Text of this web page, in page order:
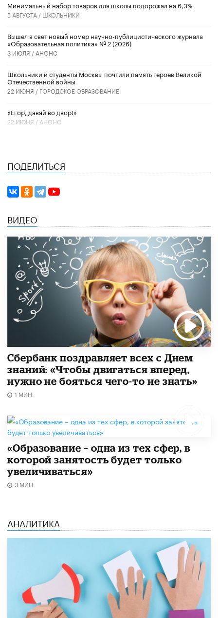
Минимальный набор товаров для школы подорожал на 6,3%
5 АВГУСТА / ШКОЛЬНИКИ
Вышел в свет новый номер научно-публицистического журнала
«Образовательная политика» № 2 (2026)
3 ИЮЛЯ / АНОНС
Школьники и студенты Москвы почтили память героев Великой
Отечественной войны
22 ИЮНЯ / ГОРОДСКОЕ ОБРАЗОВАНИЕ
«Егор, давай во двор!»
22 ИЮНЯ / АНОНС
ПОДЕЛИТЬСЯ
ВИДЕО
Сбербанк поздравляет всех с Днем
знаний: «Чтобы двигаться вперед,
нужно не бояться чего-то не знать»
1 МИН.
«Образование – одна из тех сфер, в
которой занятость будет только
увеличиваться»
3 МИН.
АНАЛИТИКА